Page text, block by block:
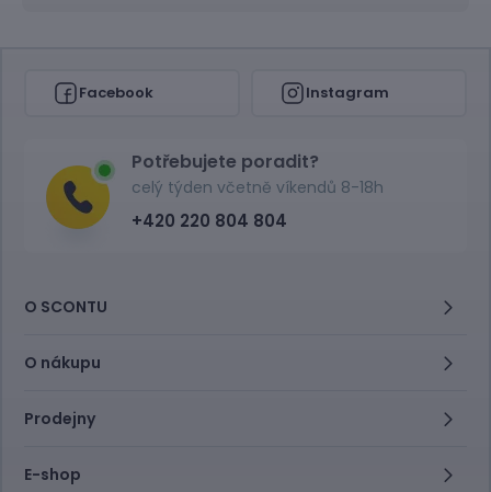
Facebook Instagram
Potřebujete poradit?
celý týden včetně víkendů 8-18h
+420 220 804 804
O SCONTU
O nákupu
Prodejny
E-shop